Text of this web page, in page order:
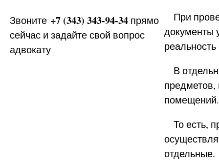
Звоните +7 (343) 343-94-34 прямо
сейчас и задайте свой вопрос
адвокату
При
документы
В
предметов,
помещений.
То есть,
отдельные.